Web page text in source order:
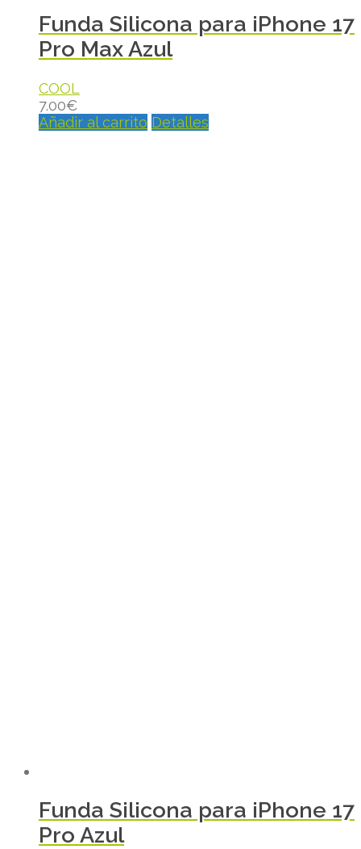
Funda Silicona para iPhone 17
Pro Max Azul
COOL
7.00€
Añadir al carrito Detalles
Funda Silicona para iPhone 17
Pro Azul